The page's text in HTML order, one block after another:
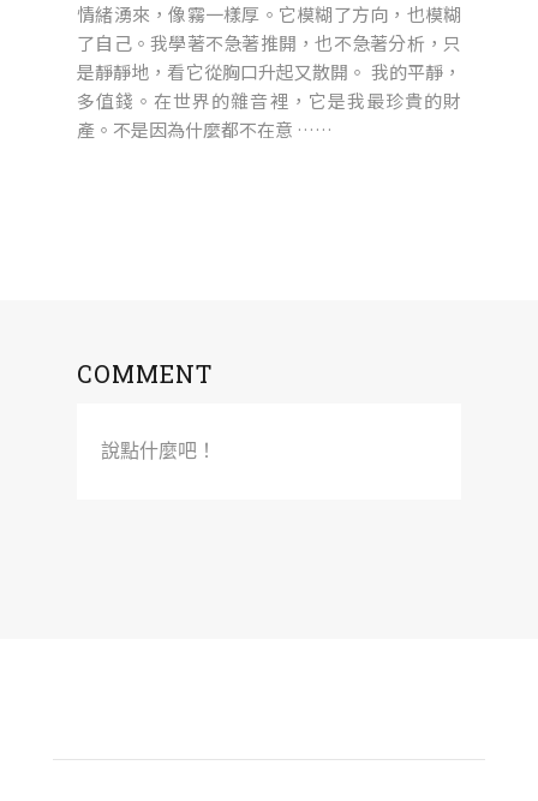
情緒湧來，像霧一樣厚。它模糊了方向，也模糊
了自己。我學著不急著推開，也不急著分析，只
是靜靜地，看它從胸口升起又散開。 我的平靜，
多值錢。在世界的雜音裡，它是我最珍貴的財
產。不是因為什麼都不在意 ……
COMMENT
說點什麼吧！